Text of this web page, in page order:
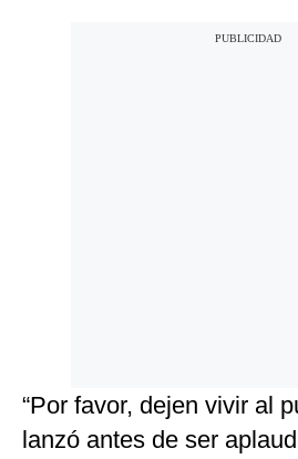
“Por favor, dejen vivir al
lanzó antes de ser